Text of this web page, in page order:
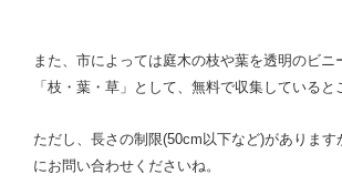
また、市によっては庭木の枝や葉を透明のビニ
「枝・葉・草」として、無料で収集していると
ただし、長さの制限(50cm以下など)があります
にお問い合わせくださいね。